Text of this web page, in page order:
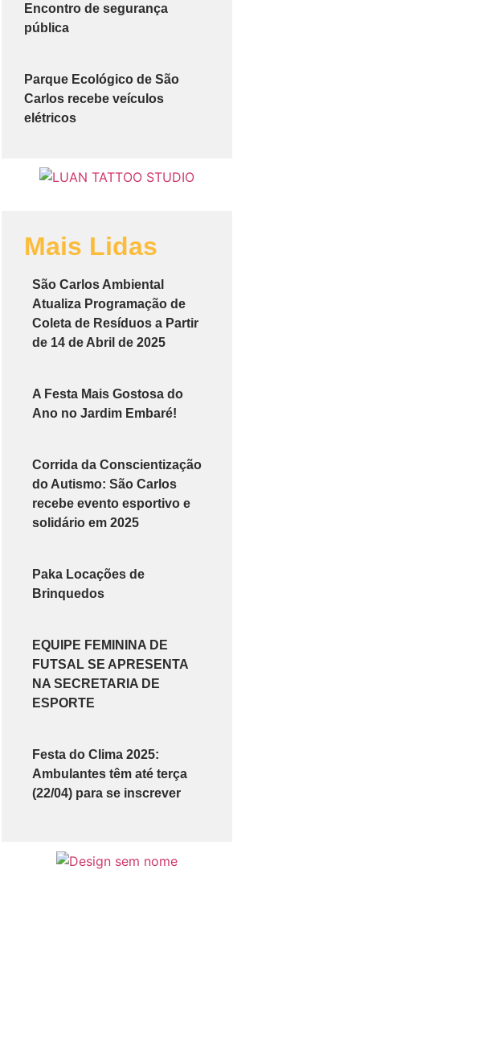
Encontro de segurança
pública
Parque Ecológico de São
Carlos recebe veículos
elétricos
Mais Lidas
São Carlos Ambiental
Atualiza Programação de
Coleta de Resíduos a Partir
de 14 de Abril de 2025
A Festa Mais Gostosa do
Ano no Jardim Embaré!
Corrida da Conscientização
do Autismo: São Carlos
recebe evento esportivo e
solidário em 2025
Paka Locações de
Brinquedos
EQUIPE FEMININA DE
FUTSAL SE APRESENTA
NA SECRETARIA DE
ESPORTE
Festa do Clima 2025:
Ambulantes têm até terça
(22/04) para se inscrever